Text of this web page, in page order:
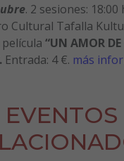
. 2 sesiones: 18:00
Cultural Tafalla
“UN AMOR
. Entrada: 4€. más
EVENTOS